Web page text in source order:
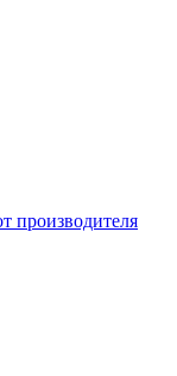
производителя